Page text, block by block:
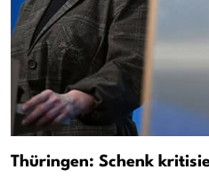
Thüringen: Schenk